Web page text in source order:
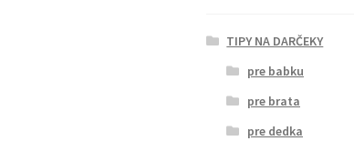
TIPY NA DARČEKY
pre babku
pre brata
pre dedka